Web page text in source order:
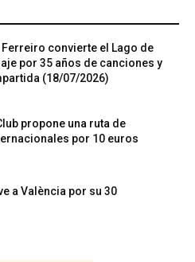
Ferreiro convierte el Lago de
por 35 años de canciones y
(18/07/2026)
propone una ruta de
por 10 euros
a València por su 30